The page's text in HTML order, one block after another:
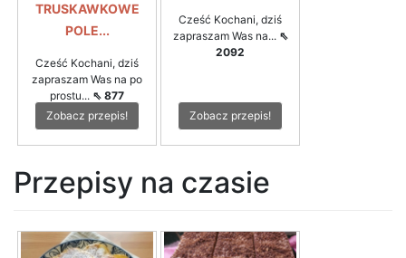
TRUSKAWKOWE
POLE...
Cześć Kochani, dziś
zapraszam Was na po
prostu... ⇖ 877
Zobacz przepis!
Cześć Kochani, dziś
zapraszam Was na... ⇖
2092
Zobacz przepis!
Przepisy na czasie